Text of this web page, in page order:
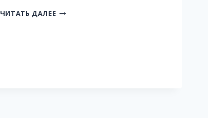
ЧИТАТЬ ДАЛЕЕ ВОЗРОЖДЕННАЯ